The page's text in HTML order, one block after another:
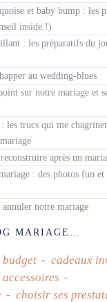
et baby bump : les
inside !)
: les préparatifs du
au wedding-blues
sur notre mariage et
les trucs qui me
après un
: des photos fun et
notre mariage
MARIAGE…
budget
cadeaux
choisir ses